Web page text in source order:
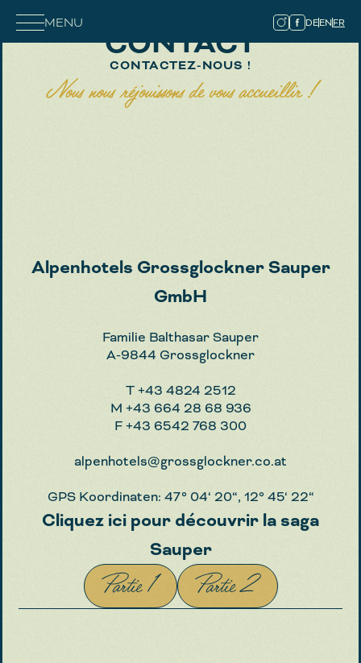
MENU DEEN FR
CONTACT
CONTACTEZ-NOUS !
Nous nous réjouissons de vous accueillir !
Alpenhotels Grossglockner Sauper
GmbH
Familie Balthasar Sauper
A-9844 Grossglockner
T+43 4824 2512
M +43 664 28 68 936
F+43 6542 768 300
alpenhotels@grossglockner.co.at
GPS Koordinaten: 47° 04‘ 20“, 12° 45‘ 22“
Cliquez ici pour découvrir la saga
Sauper
Partie 1 Partie 2